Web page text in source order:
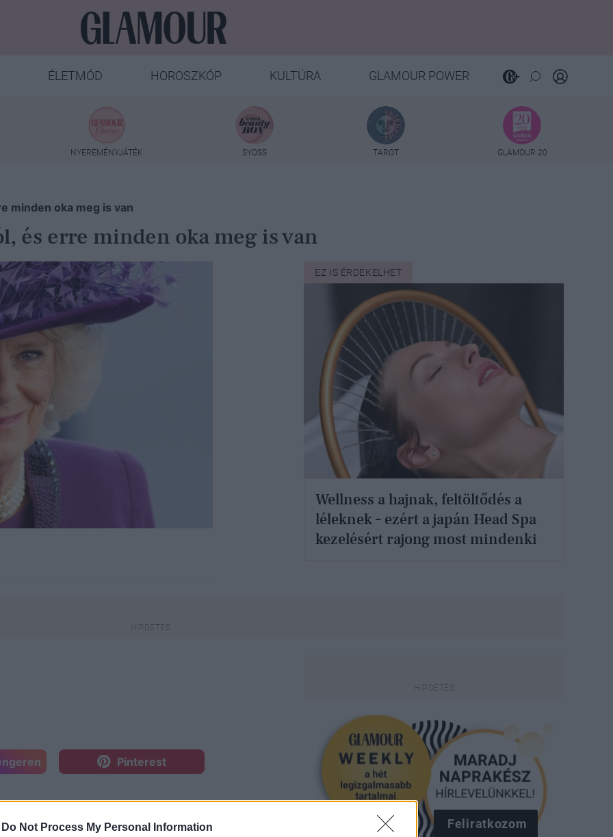
Do Not Process My Personal Information
ÉLETMÓD HOROSZKÓP KULTÚRA GLAMOUR POWER
NYEREMÉNYJÁTÉK SYOSS TAROT GLAMOUR 20
minden oka meg is van
és erre minden oka meg is van
EZ IS ÉRDEKELHET
Wellness a hajnak, feltöltődés a
léleknek – ezért a japán Head Spa
kezelésért rajong most mindenki
Pinterest
különösen akkor nem, ha az
a május hatodikai
Feliratkozom